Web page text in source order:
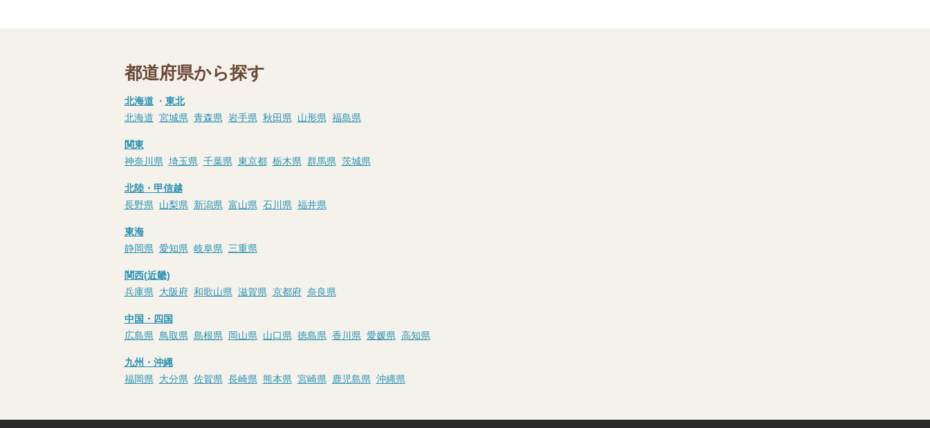
都道府県から探す
北海道・ 東北
北海道 宮城県 青森県 岩手県 秋田県 山形県 福島県
関東
神奈川県 埼玉県 千葉県 東京都 栃木県 群馬県 茨城県
北陸・甲信越
長野県 山梨県 新潟県 富山県 石川県 福井県
東海
静岡県 愛知県 岐阜県 三重県
関西(近畿)
兵庫県 大阪府 和歌山県 滋賀県 京都府 奈良県
中国・四国
広島県 鳥取県 島根県 岡山県 山口県 徳島県 香川県 愛媛県 高知県
九州・沖縄
福岡県 大分県 佐賀県 長崎県 熊本県 宮崎県 鹿児島県 沖縄県